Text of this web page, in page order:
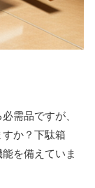
需品ですが、
か？下駄箱
を備えていま